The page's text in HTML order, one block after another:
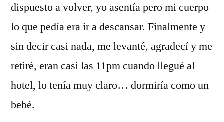
dispuesto a volver, yo asentía pero mi cuerpo
lo que pedía era ir a descansar. Finalmente y
sin decir casi nada, me levanté, agradecí y me
retiré, eran casi las 11pm cuando llegué al
hotel, lo tenía muy claro… dormiría como un
bebé.